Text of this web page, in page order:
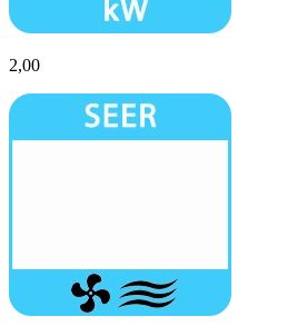
2,00